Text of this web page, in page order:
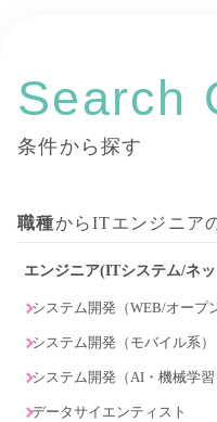
Search
条件から探す
職種からITエンジニア
エンジニア(ITシステム/ネ
システム開発（WEB/オープ
システム開発（モバイル系）
システム開発（AI・機械学習
データサイエンティスト